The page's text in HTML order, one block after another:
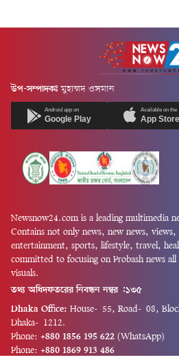
উপ-সম্পাদকঃ মুহাম্মদ ওসমান
Android app on
Google Play
Available on the
App Store
Newsnow24.com is a leading multimedia
Contains not only news, new news,
entertainment, sports, lifestyle, travel,
committed to focusing on Probash news
visuals.
তথ্য অধিদফতরের নিবন্ধন নম্বর :১৩৫
Dhaka Office: House-55, Road-08,
Dhaka-1212.
Phone: +880 1856 195 622 (WhatsApp)
Phone: +880 1869 913 486